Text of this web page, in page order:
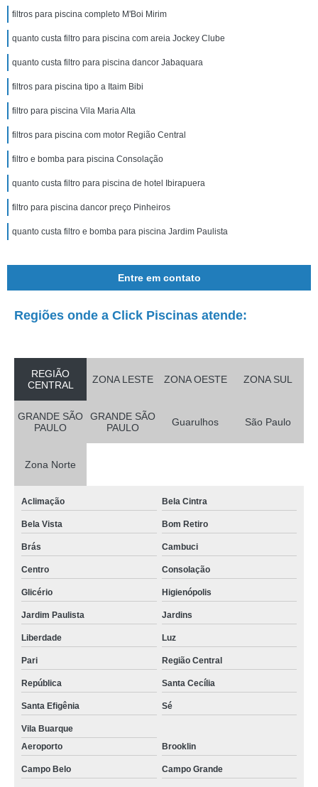
filtros para piscina completo M'Boi Mirim
quanto custa filtro para piscina com areia Jockey Clube
quanto custa filtro para piscina dancor Jabaquara
filtros para piscina tipo a Itaim Bibi
filtro para piscina Vila Maria Alta
filtros para piscina com motor Região Central
filtro e bomba para piscina Consolação
quanto custa filtro para piscina de hotel Ibirapuera
filtro para piscina dancor preço Pinheiros
quanto custa filtro e bomba para piscina Jardim Paulista
Entre em contato
Regiões onde a Click Piscinas atende:
REGIÃO
CENTRAL
ZONA LESTE ZONA OESTE ZONA SUL
GRANDE SÃO
PAULO
GRANDE SÃO
PAULO
Guarulhos São Paulo
Zona Norte
Aclimação Bela Cintra
Bela Vista Bom Retiro
Brás Cambuci
Centro Consolação
Glicério Higienópolis
Jardim Paulista Jardins
Liberdade Luz
Pari Região Central
República Santa Cecília
Santa Efigênia Sé
Vila Buarque
Aeroporto
Brooklin
Campo Belo Campo Grande